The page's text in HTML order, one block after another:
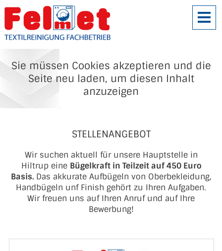
Sie müssen Cookies akzeptieren und die
Seite neu laden, um diesen Inhalt
anzuzeigen
STELLENANGEBOT
Wir suchen aktuell für unsere Hauptstelle in
Hiltrup eine Bügelkraft in Teilzeit auf 450 Euro
Basis. Das akkurate Aufbügeln von Oberbekleidung,
Handbügeln unf Finish gehört zu Ihren Aufgaben.
Wir freuen uns auf Ihren Anruf und auf Ihre
Bewerbung!